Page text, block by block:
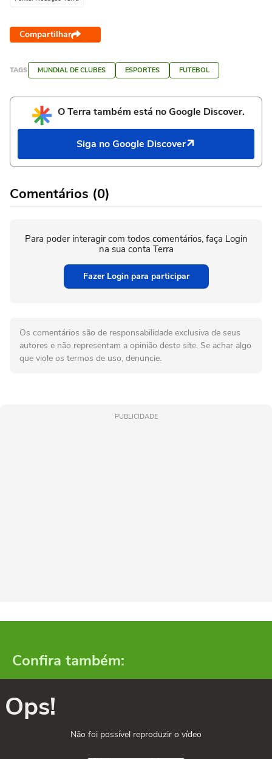
Compartilhar
TAGS MUNDIAL DE CLUBES ESPORTES FUTEBOL
O Terra também está no Google Discover.
Siga no Google Discover
Comentários (0)
Para poder interagir com todos comentários, faça Login
na sua conta Terra
Fazer Login para participar
Os comentários são de responsabilidade exclusiva de seus
autores e não representam a opinião deste site. Se achar algo
que viole os termos de uso, denuncie.
PUBLICIDADE
Confira também:
Ops!
Não foi possível reproduzir o vídeo